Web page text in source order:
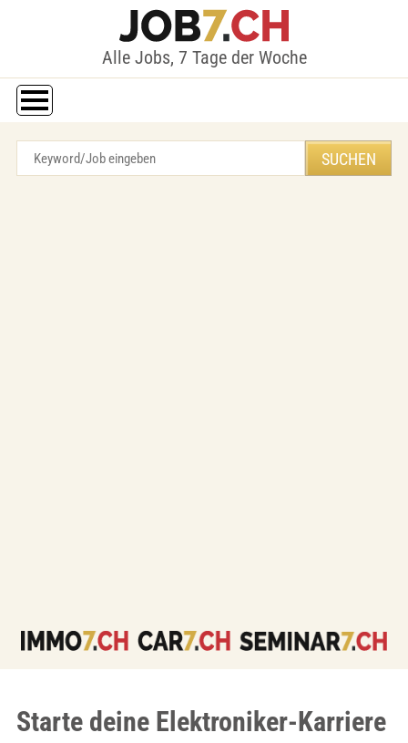
Alle Jobs, 7 Tage der Woche
Starte deine Elektroniker-Karriere